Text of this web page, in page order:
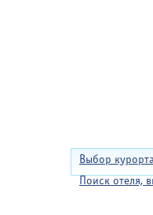
Выбор
Поиск отеля,